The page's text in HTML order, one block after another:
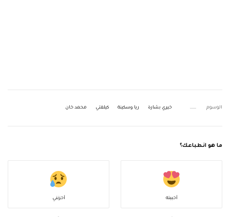
الوسوم خيري بشارة ريا وسكينة كيلفتي محمد خان
ما هو انطباعك؟
أحببته أحزنني